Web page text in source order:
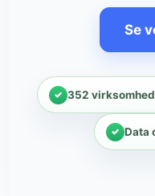
Se
352
Data